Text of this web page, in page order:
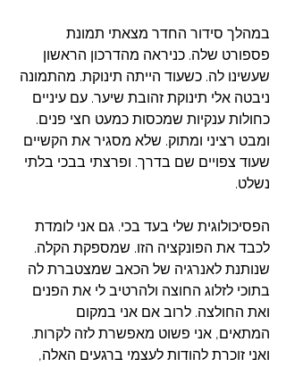
במהלך סידור החדר מצאתי תמונת
פספורט שלה. כניראה מהדרכון הראשון
שעשינו לה. כשעוד הייתה תינוקת. מהתמונה
ניבטה אלי תינוקת זהובת שיער. עם עיניים
כחולות ענקיות שמכסות כמעט חצי פנים.
ומבט רציני ומתוק. שלא מסגיר את הקשיים
שעוד צפויים שם בדרך. ופרצתי בבכי בלתי
נשלט.
הפסיכולוגית שלי בעד בכי. גם אני לומדת
לכבד את הפונקציה הזו. שמספקת הקלה.
שנותנת לאנרגיה של הכאב שמצטברת לה
בתוכי לזלוג החוצה ולהרטיב לי את הפנים
ואת החולצה. לרוב אם אני במקום
המתאים, אני פשוט מאפשרת לזה לקרות.
ואני זוכרת להודות לעצמי ברגעים האלה,